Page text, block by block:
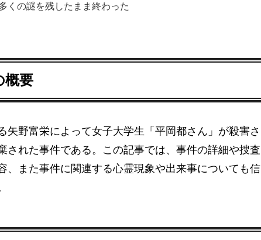
くの謎を残したまま終わった
概要
野富栄によって女子大学生「平岡都さん」が殺害さ
された事件である。この記事では、事件の詳細や捜査
、また事件に関連する心霊現象や出来事についても信